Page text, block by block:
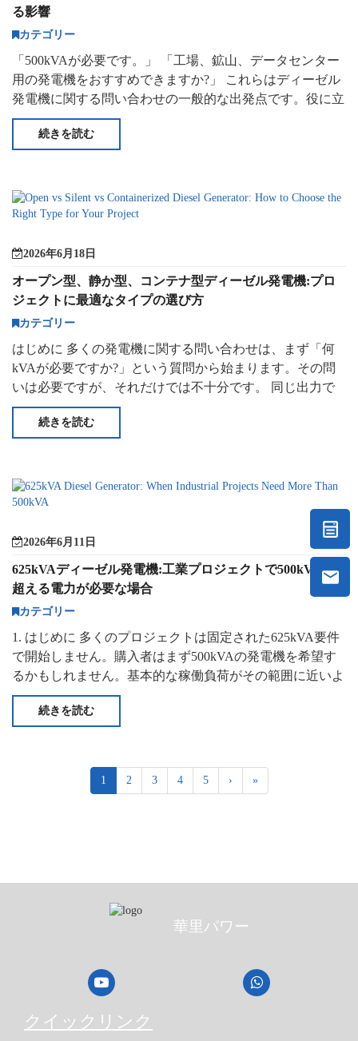
る影響
カテゴリー
「500kVAが必要です。」 「工場、鉱山、データセンター
用の発電機をおすすめできますか?」 これらはディーゼル
発電機に関する問い合わせの一般的な出発点です。役に立
つものの、それだけではありません
続きを読む
2026年6月18日
オープン型、静か型、コンテナ型ディーゼル発電機:プロ
ジェクトに最適なタイプの選び方
カテゴリー
はじめに 多くの発電機に関する問い合わせは、まず「何
kVAが必要ですか?」という質問から始まります。その問
いは必要ですが、それだけでは不十分です。 同じ出力で
オープン発電機、静かなジェネラート
続きを読む
2026年6月11日
625kVAディーゼル発電機:工業プロジェクトで500kVAを
超える電力が必要な場合
カテゴリー
1. はじめに 多くのプロジェクトは固定された625kVA要件
で開始しません。購入者はまず500kVAの発電機を希望す
るかもしれません。基本的な稼働負荷がその範囲に近いよ
うに見えるからです。実際の機材を確認した後、
続きを読む
1 2 3 4 5 › »
華里パワー
クイックリンク